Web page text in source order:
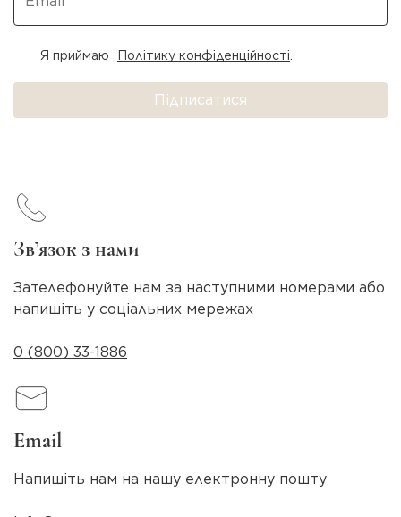
Підписатися
Я приймаю Політику конфіденційності.
Зв’язок з нами
Зателефонуйте нам за наступними номерами або
напишіть у соціальних мережах
0 (800) 33-1886
Email
Напишіть нам на нашу електронну пошту